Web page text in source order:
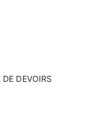
DEVOIRS